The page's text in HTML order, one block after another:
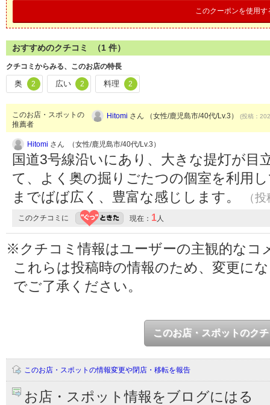
このクーポンを使用す
おすすめのクチコミ （1 件）
クチコミからみる、このお店の特長
奥 2 広い 2 料理 2
このお店・スポットの
推薦者
Hitomi さん （女性/鹿児島市/40代/Lv.3） (投稿：
Hitomi さん （女性/鹿児島市/40代/Lv.3）
国道3号線沿いにあり、大きな提灯が目
て、よく奥の掘りごたつの個室を利用
までばば広く、豊富な感じします。
（
このクチコミに 現在： 1 人
※クチコミ情報はユーザーの主観的なコ
これらは投稿時の情報のため、変更に
でご了承ください。
このお店・スポットのク
このお店・スポットの情報変更や閉店・移転を報告
お店・スポット情報をブログにはる